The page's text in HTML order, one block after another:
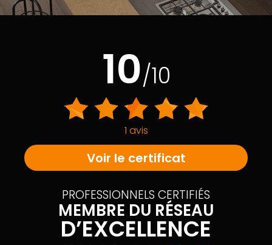
10/10
1 avis
Voir le certificat
PROFESSIONNELS CERTIFIÉS
MEMBRE DU RÉSEAU
D’EXCELLENCE